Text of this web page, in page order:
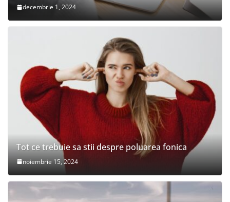
decembrie 1, 2024
Tot ce trebuie sa stii despre poluarea fonica
noiembrie 15, 2024